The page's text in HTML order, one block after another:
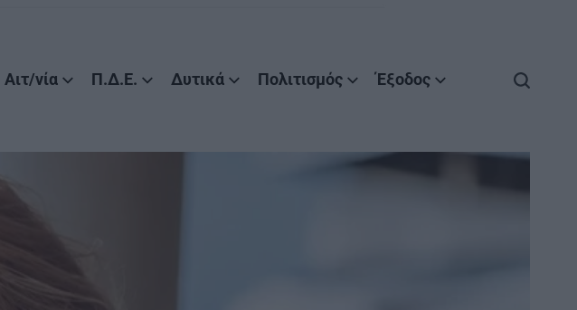
Αιτ/νία Π.Δ.Ε. Δυτικά Πολιτισμός Έξοδος